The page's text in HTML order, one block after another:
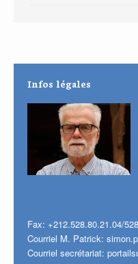
Infos légales
Fax: +212.528.80.21.04/
Courriel M. Patrick:
Courriel secrétariat: